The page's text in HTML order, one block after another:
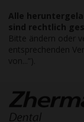
Alle
sind rechtlich
Bitte ändern oder
entsprechenden
von...“).